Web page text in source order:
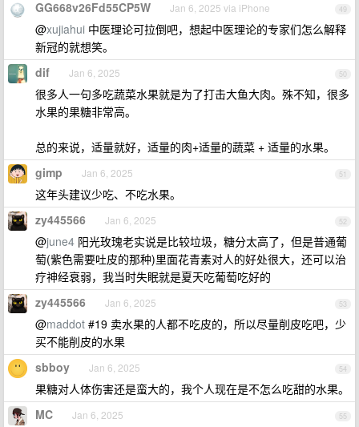
49
GG668v26Fd55CP5W Jan 6, 2025 via iPhone
@xujiahui 中医理论可拉倒吧，想起中医理论的专家们怎么解释
新冠的就想笑。
50
dif Jan 6, 2025
很多人一句多吃蔬菜水果就是为了打击大鱼大肉。殊不知，很多
水果的果糖非常高。
总的来说，适量就好，适量的肉+适量的蔬菜 + 适量的水果。
51
gimp Jan 6, 2025
这年头建议少吃、不吃水果。
52
zy445566 Jan 6, 2025
@june4 阳光玫瑰老实说是比较垃圾，糖分太高了，但是普通葡
萄(紫色需要吐皮的那种)里面花青素对人的好处很大，还可以治
疗神经衰弱，我当时失眠就是夏天吃葡萄吃好的
53
zy445566 Jan 6, 2025
@maddot #19 卖水果的人都不吃皮的，所以尽量削皮吃吧，少
买不能削皮的水果
54
sbboy Jan 6, 2025
果糖对人体伤害还是蛮大的，我个人现在是不怎么吃甜的水果。
55
MC Jan 6, 2025